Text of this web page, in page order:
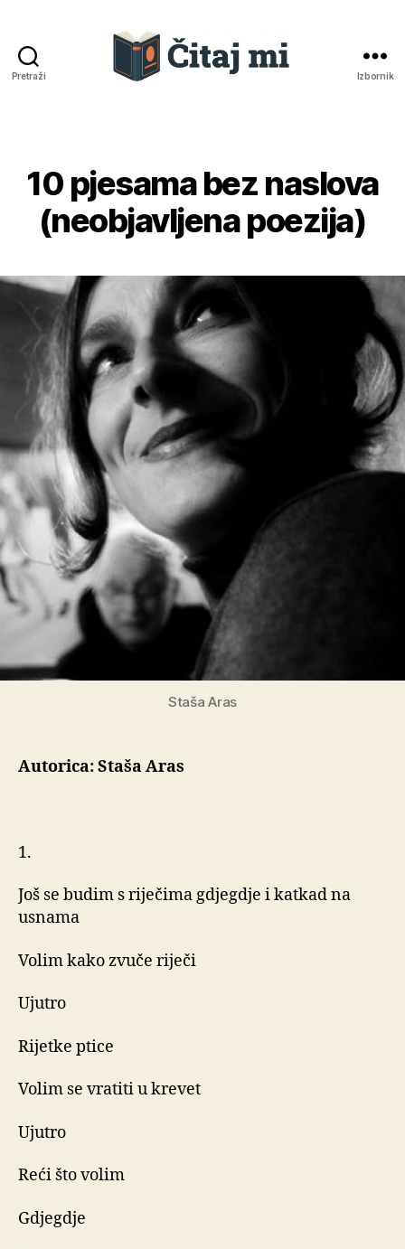
Pretraži Izbornik
Kategorije
10 pjesama bez naslova
(neobjavljena poezija)
Staša Aras
Autorica: Staša Aras
1.
Još se budim s riječima gdjegdje i katkad na
usnama
Volim kako zvuče riječi
Ujutro
Rijetke ptice
Volim se vratiti u krevet
Ujutro
Reći što volim
Gdjegdje